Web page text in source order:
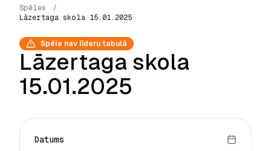
Spēles
/
Lāzertaga skola 15.01.2025
Spēle nav līderu tabulā
Lāzertaga skola
15.01.2025
Datums